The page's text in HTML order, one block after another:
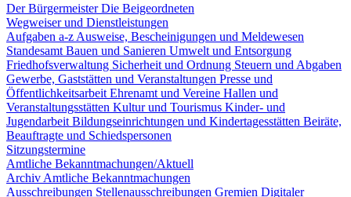
Der BürgermeisterDie Beigeordneten
Wegweiser und Dienstleistungen
Aufgaben a-z Ausweise, Bescheinigungen und Meldewesen
Standesamt Bauen und Sanieren Umwelt und Entsorgung
Friedhofsverwaltung Sicherheit und Ordnung Steuern und Abgaben
Gewerbe, Gaststätten und Veranstaltungen Presse und
Öffentlichkeitsarbeit Ehrenamt und Vereine Hallen und
Veranstaltungsstätten Kultur und Tourismus Kinder- und
Jugendarbeit Bildungseinrichtungen und Kindertagesstätten Beiräte,
Beauftragte und Schiedspersonen
Sitzungstermine
Amtliche Bekanntmachungen/Aktuell
Archiv Amtliche Bekanntmachungen
Ausschreibungen Stellenausschreibungen Gremien Digitaler